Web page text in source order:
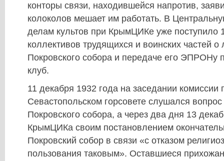
конторы связи, находившейся напротив,
колоколов мешает им работать. В
делам культов при КрымЦИКе уже поступило
коллективов трудящихся и воинских частей о
Покровского собора и передаче его ЭПРОНу
клуб.
11 декабря 1932 года на заседании комиссии
Севастопольском горсовете слушался
Покровского собора, а через два дня 13
КрымЦИКа своим постановлением
Покровский собор в связи «с отказом
пользования таковым». Оставшиеся